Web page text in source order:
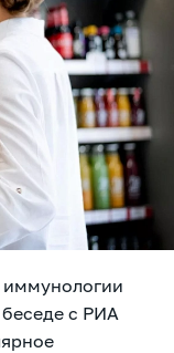
беседе с РИА